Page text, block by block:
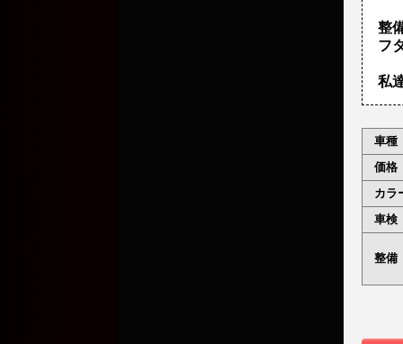
整
フ
私
車種
価格
カラ
車検
整備